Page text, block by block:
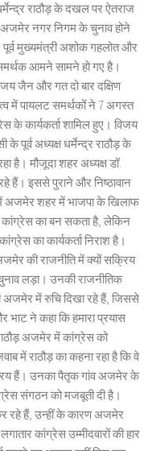
राठौड़ के दखल पर ऐतराज
नगर निगम के चुनाव होने
पूर्व मुख्यमंत्री अशोक गहलोत और
आमने सामने हो गए है।
जैन और गत दो बार दक्षिण
में पायलट समर्थकों ने 7 अगस्त
कार्यकर्ता शामिल हुए। विजय
पूर्व अध्यक्ष धर्मेन्द्र राठौड़ के
है। मौजूदा शहर अध्यक्ष डॉ.
हैं। इससे पुराने और निष्ठावान
में अजमेर शहर में भाजपा के खिलाफ
कांग्रेस का बन सकता है, लेकिन
का कार्यकर्ता निराश है।
की राजनीति में क्यों सक्रिय
लड़ा। उनकी राजनीतिक
अजमेर में रुचि दिखा रहे हैं, जिससे
भाट ने कहा कि हमारा प्रयास
अजमेर में कांग्रेस को
में राठौड़ का कहना रहा है कि वे
हैं। उनका पैतृक गांव अजमेर के
संगठन को मजबूती दी है।
रहे हैं, उन्हीं के कारण अजमेर
कांग्रेस उम्मीदवारों की हार